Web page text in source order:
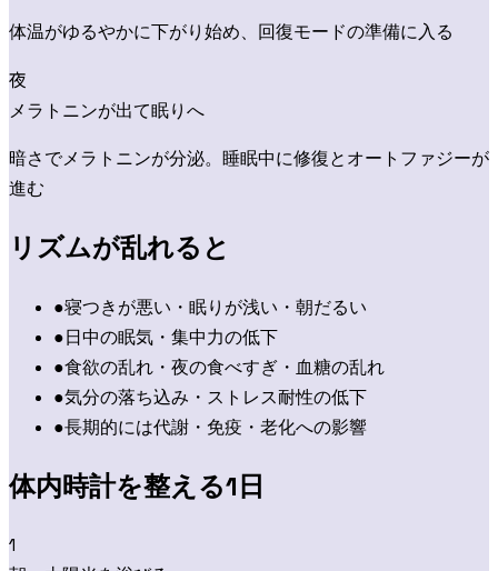
体温がゆるやかに下がり始め、回復モードの準備に入る
夜
メラトニンが出て眠りへ
暗さでメラトニンが分泌。睡眠中に修復とオートファジーが
進む
リズムが乱れると
●寝つきが悪い・眠りが浅い・朝だるい
● 日中の眠気・集中力の低下
●食欲の乱れ・夜の食べすぎ・血糖の乱れ
●気分の落ち込み・ストレス耐性の低下
●長期的には代謝・免疫・老化への影響
体内時計を整える1日
1